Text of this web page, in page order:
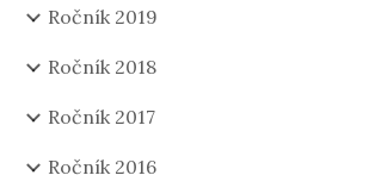
Ročník 2019
Ročník 2018
Ročník 2017
Ročník 2016